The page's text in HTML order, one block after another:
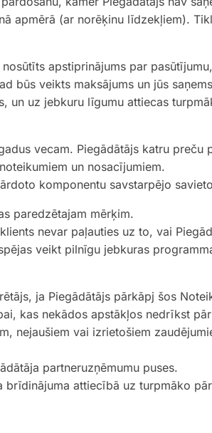
apmērā (ar norēķinu līdzekļiem).
apstiprinājums par
būs veikts maksājums un jūs
un uz jebkuru līgumu attiecas
vecam. Piegādātājs katru preču
un nosacījumiem.
komponentu savstarpējo
paredzētajam mērķim.
nevar paļauties uz to, vai
veikt pilnīgu jebkuras
ja Piegādātājs pārkāpj šos
kas nekādos apstākļos nedrīkst
nejaušiem vai izrietošiem
partneruzņēmumu puses.
brīdinājuma attiecībā uz turpmāko